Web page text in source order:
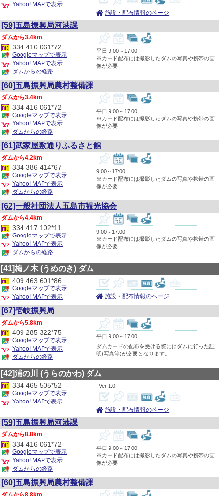
施設・配布情報のページ
Yahoo! MAPで表示
[59]五島振興局河港課
平日 9:00～17:00
※カード配布には撮影したダムの写真や携帯の画
像が必要
3.4km
334 416 061*72
Googleマップで表示
Yahoo! MAPで表示
ダムからの経路
[60]五島振興局農村整備課
平日 9:00～17:00
※カード配布には撮影したダムの写真や携帯の画
像が必要
3.4km
334 416 061*72
Googleマップで表示
Yahoo! MAPで表示
ダムからの経路
[61]武家屋敷通りふるさと館
9:00～17:00
※カード配布には撮影したダムの写真や携帯の画
像が必要
4.2km
334 386 414*67
Googleマップで表示
Yahoo! MAPで表示
ダムからの経路
[62]一般社団法人五島市観光協会
9:00～17:00
※カード配布には撮影したダムの写真や携帯の画
像が必要
4.4km
334 417 102*11
Googleマップで表示
Yahoo! MAPで表示
ダムからの経路
[41]梅ノ木 (うめのき) ダム
施設・配布情報のページ
409 463 601*86
Googleマップで表示
Yahoo! MAPで表示
[67]壱岐振興局
平日 9:00～17:00
ダムカードの配布を受ける際にはダムに行った証
明(写真等)が必要となります。
5.8km
409 285 322*75
Googleマップで表示
Yahoo! MAPで表示
ダムからの経路
[42]浦の川 (うらのかわ) ダム
1.0
施設・配布情報のページ
334 465 505*52
Googleマップで表示
Yahoo! MAPで表示
[59]五島振興局河港課
平日 9:00～17:00
※カード配布には撮影したダムの写真や携帯の画
像が必要
8.8km
334 416 061*72
Googleマップで表示
Yahoo! MAPで表示
ダムからの経路
[60]五島振興局農村整備課
8.8km